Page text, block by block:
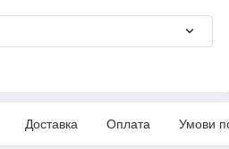
Доставка Оплата Умови